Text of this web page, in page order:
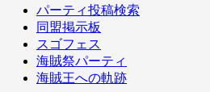
パーティ投稿検索
同盟掲示板
スゴフェス
海賊祭パーティ
海賊王への軌跡